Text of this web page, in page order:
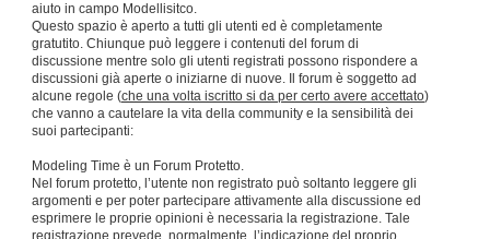
aiuto in campo Modellisitco.
Questo spazio è aperto a tutti gli utenti ed è completamente
gratutito. Chiunque può leggere i contenuti del forum di
discussione mentre solo gli utenti registrati possono rispondere a
discussioni già aperte o iniziarne di nuove. Il forum è soggetto ad
alcune regole (che una volta iscritto si da per certo avere accettato)
che vanno a cautelare la vita della community e la sensibilità dei
suoi partecipanti:
Modeling Time è un Forum Protetto.
Nel forum protetto, l’utente non registrato può soltanto leggere gli
argomenti e per poter partecipare attivamente alla discussione ed
esprimere le proprie opinioni è necessaria la registrazione. Tale
registrazione prevede, normalmente, l’indicazione del proprio